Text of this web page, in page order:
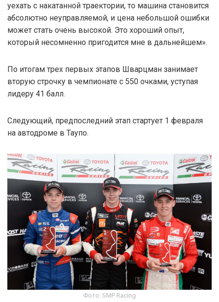
уехать с накатанной траектории, то машина становится
абсолютно неуправляемой, и цена небольшой ошибки
может стать очень высокой. Это хороший опыт,
который несомненно пригодится мне в дальнейшем».
По итогам трех первых этапов Шварцман занимает
вторую строчку в чемпионате с 550 очками, уступая
лидеру 41 балл.
Следующий, предпоследний этап стартует 1 февраля
на автодроме в Таупо.
Фото: SMP Racing